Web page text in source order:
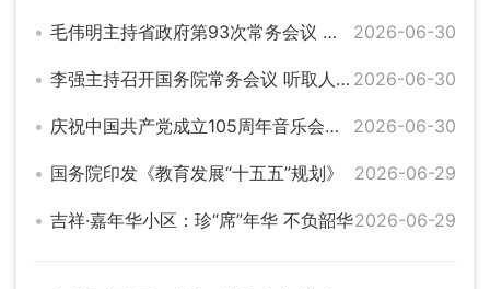
毛伟明主持省政府第93次常务会议 部署防汛物资储备管理、危化品网售监管、中央安全生产考核巡查反馈问题整改等 2026-06-30
李强主持召开国务院常务会议 听取人工智能发展情况汇报等 2026-06-30
庆祝中国共产党成立105周年音乐会在京举行 2026-06-30
国务院印发《教育发展“十五五”规划》 2026-06-29
吉祥·嘉年华小区：珍“席”年华 不负韶华2026-06-29